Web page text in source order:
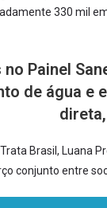
330 mil
Painel
de água e
Brasil, Luana
conjunto entre